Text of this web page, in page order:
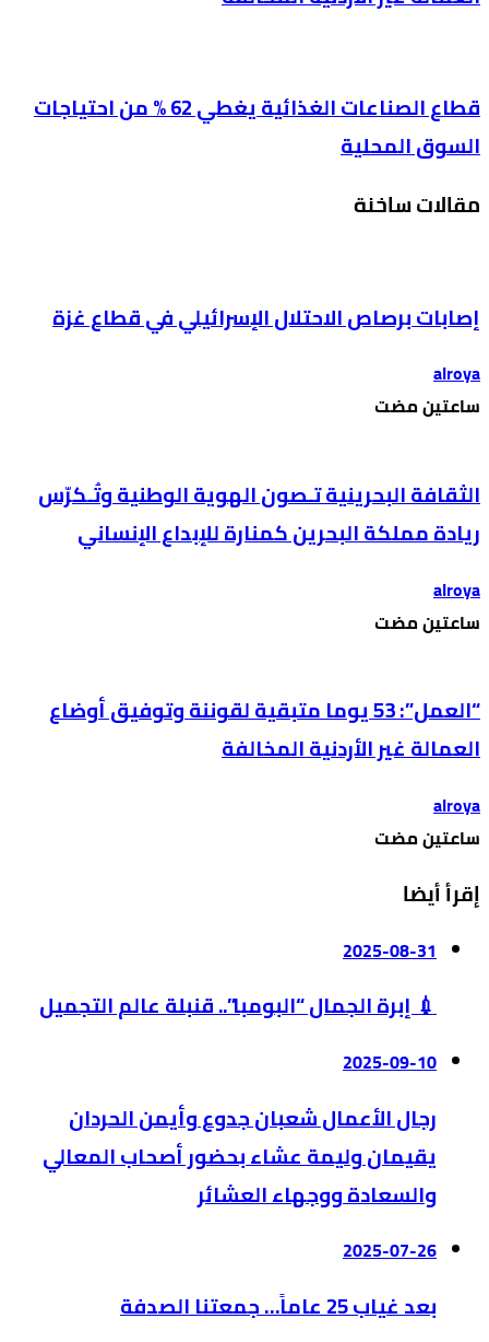
قطاع الصناعات الغذائية يغطي 62 % من احتياجات
السوق المحلية
مقالات ساخنة
إصابات برصاص الاحتلال الإسرائيلي في قطاع غزة
alroya
‫‫‫‏‫ساعتين مضت‬
الثقافة البحرينية تـصون الهوية الوطنية وتُـكرّس
ريادة مملكة البحرين كمنارة للإبداع الإنساني
alroya
‫‫‫‏‫ساعتين مضت‬
“العمل”: 53 يوما متبقية لقوننة وتوفيق أوضاع
العمالة غير الأردنية المخالفة
alroya
‫‫‫‏‫ساعتين مضت‬
إقرأ أيضا
2025-08-31
💉 إبرة الجمال “البومبا”.. قنبلة عالم التجميل
2025-09-10
رجال الأعمال شعبان جدوع وأيمن الحردان
يقيمان وليمة عشاء بحضور أصحاب المعالي
والسعادة ووجهاء العشائر
2025-07-26
بعد غياب 25 عاماً… جمعتنا الصدفة